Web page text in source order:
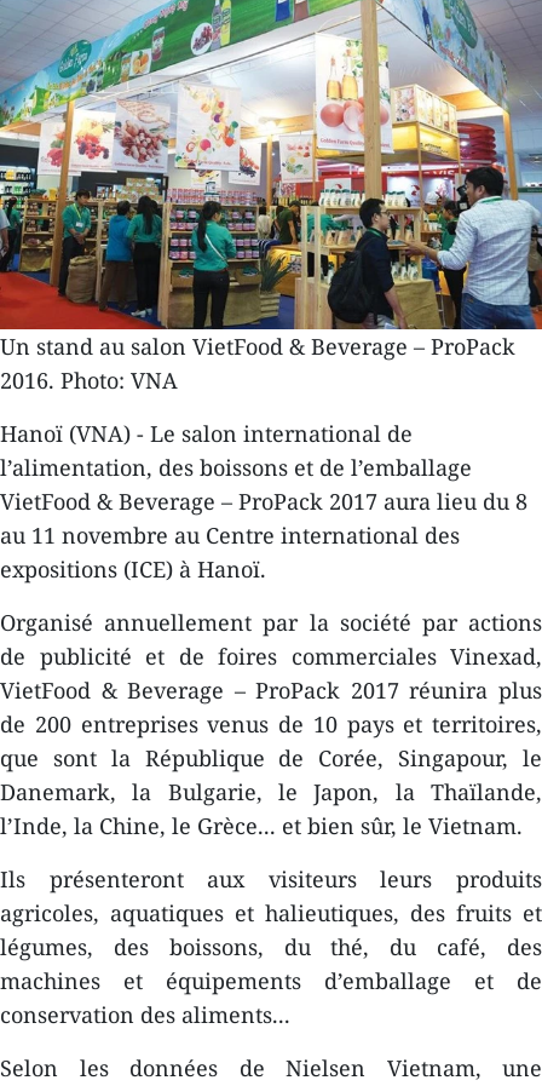
Un stand au salon VietFood & Beverage – ProPack
2016. Photo: VNA
Hanoï (VNA) - Le salon international de
l’alimentation, des boissons et de l’emballage
VietFood & Beverage – ProPack 2017 aura lieu du 8
au 11 novembre au Centre international des
expositions (ICE) à Hanoï.
Organisé annuellement par la société par actions
de publicité et de foires commerciales Vinexad,
VietFood & Beverage – ProPack 2017 réunira plus
de 200 entreprises venus de 10 pays et territoires,
que sont la République de Corée, Singapour, le
Danemark, la Bulgarie, le Japon, la Thaïlande,
l’Inde, la Chine, le Grèce... et bien sûr, le Vietnam.
Ils présenteront aux visiteurs leurs produits
agricoles, aquatiques et halieutiques, des fruits et
légumes, des boissons, du thé, du café, des
machines et équipements d’emballage et de
conservation des aliments...
Selon les données de Nielsen Vietnam, une